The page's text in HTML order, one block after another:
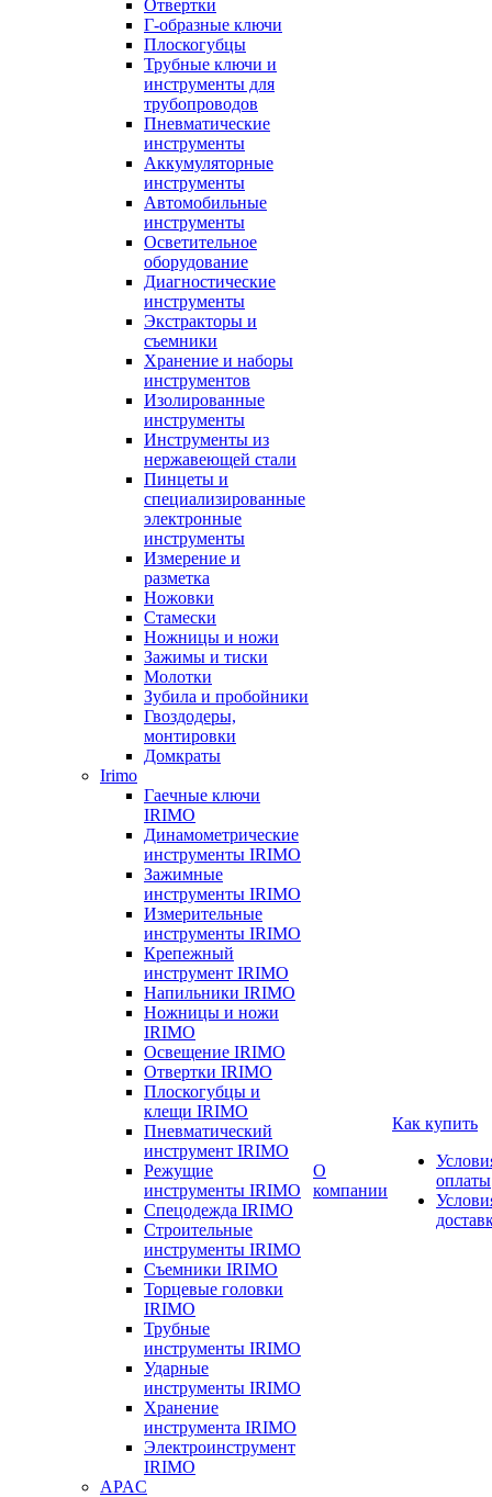
Отвертки
Г-образные ключи
Плоскогубцы
Трубные ключи и
инструменты для
трубопроводов
Пневматические
инструменты
Аккумуляторные
инструменты
Автомобильные
инструменты
Осветительное
оборудование
Диагностические
инструменты
Экстракторы и
съемники
Хранение и наборы
инструментов
Изолированные
инструменты
Инструменты из
нержавеющей стали
Пинцеты и
специализированные
электронные
инструменты
Измерение и
разметка
Ножовки
Стамески
Ножницы и ножи
Зажимы и тиски
Молотки
Зубила и пробойники
Гвоздодеры,
монтировки
Домкраты
Irimo
Гаечные ключи
IRIMO
Динамометрические
инструменты IRIMO
Зажимные
инструменты IRIMO
Измерительные
инструменты IRIMO
Крепежный
инструмент IRIMO
Напильники IRIMO
Ножницы и ножи
IRIMO
Освещение IRIMO
Отвертки IRIMO
Плоскогубцы и
клещи IRIMO
Пневматический
инструмент IRIMO
Режущие
инструменты IRIMO
Спецодежда IRIMO
Строительные
инструменты IRIMO
Съемники IRIMO
Торцевые головки
IRIMO
Трубные
инструменты IRIMO
Ударные
инструменты IRIMO
Хранение
инструмента IRIMO
Электроинструмент
IRIMO
APAC
О
компании
Как купить
оплаты